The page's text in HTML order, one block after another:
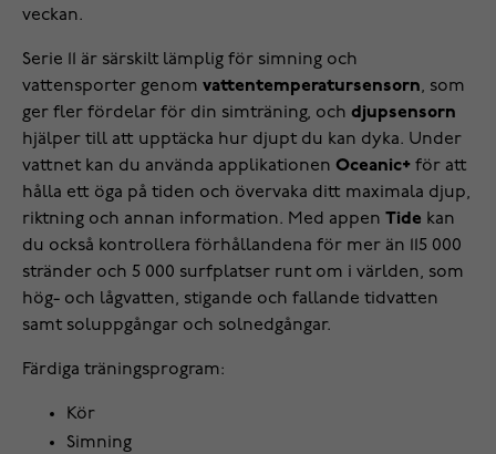
veckan.
Serie 11 är särskilt lämplig för simning och
vattensporter genom vattentemperatursensorn, som
ger fler fördelar för din simträning, och djupsensorn
hjälper till att upptäcka hur djupt du kan dyka. Under
vattnet kan du använda applikationen Oceanic+ för att
hålla ett öga på tiden och övervaka ditt maximala djup,
riktning och annan information. Med appen Tide kan
du också kontrollera förhållandena för mer än 115 000
stränder och 5 000 surfplatser runt om i världen, som
hög- och lågvatten, stigande och fallande tidvatten
samt soluppgångar och solnedgångar.
Färdiga träningsprogram:
Kör
Simning